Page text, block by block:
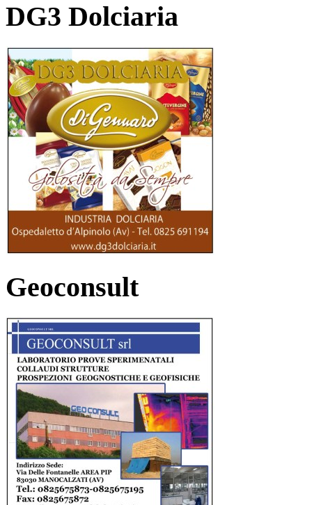
DG3 Dolciaria
Geoconsult